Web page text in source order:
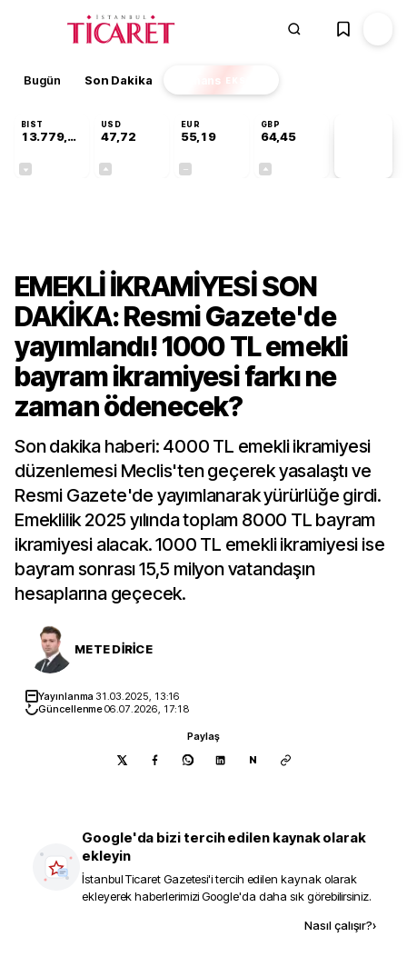
Bugün Son Dakika Finans EKSTRA
BIST
13.779,39
USD
47,72
EUR
55,19
GBP
64,45
EMEKLİ İKRAMİYESİ SON
DAKİKA: Resmi Gazete'de
yayımlandı! 1000 TL emekli
bayram ikramiyesi farkı ne
zaman ödenecek?
Son dakika haberi: 4000 TL emekli ikramiyesi
düzenlemesi Meclis'ten geçerek yasalaştı ve
Resmi Gazete'de yayımlanarak yürürlüğe girdi.
Emeklilik 2025 yılında toplam 8000 TL bayram
ikramiyesi alacak. 1000 TL emekli ikramiyesi ise
bayram sonrası 15,5 milyon vatandaşın
hesaplarına geçecek.
METE DİRİCE
Yayınlanma 31.03.2025, 13:16
Güncellenme06.07.2026, 17:18
Paylaş
N
Google'da bizi tercih edilen kaynak olarak
ekleyin
İstanbul Ticaret Gazetesi'i tercih edilen kaynak olarak
ekleyerek haberlerimizi Google'da daha sık görebilirsiniz.
Nasıl çalışır?›